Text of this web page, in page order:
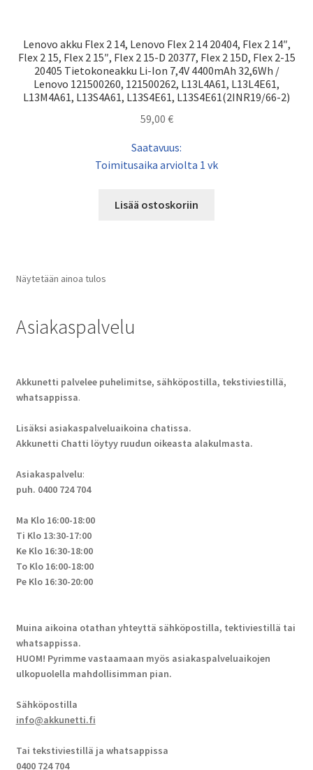
Lenovo akku Flex 2 14, Lenovo Flex 2 14 20404, Flex 2 14″,
Flex 2 15, Flex 2 15″, Flex 2 15-D 20377, Flex 2 15D, Flex 2-15
20405 Tietokoneakku Li-Ion 7,4V 4400mAh 32,6Wh /
Lenovo 121500260, 121500262, L13L4A61, L13L4E61,
L13M4A61, L13S4A61, L13S4E61, L13S4E61(2INR19/66-2)
59,00 €
Saatavuus:
Toimitusaika arviolta 1 vk
Lisää ostoskoriin
Näytetään ainoa tulos
Asiakaspalvelu
Akkunetti palvelee puhelimitse, sähköpostilla, tekstiviestillä,
whatsappissa.
Lisäksi asiakaspalveluaikoina chatissa.
Akkunetti Chatti löytyy ruudun oikeasta alakulmasta.
Asiakaspalvelu:
puh. 0400 724 704
Ma Klo 16:00-18:00
Ti Klo 13:30-17:00
Ke Klo 16:30-18:00
To Klo 16:00-18:00
Pe Klo 16:30-20:00
Muina aikoina otathan yhteyttä sähköpostilla, tektiviestillä tai
whatsappissa.
HUOM! Pyrimme vastaamaan myös asiakaspalveluaikojen
ulkopuolella mahdollisimman pian.
Sähköpostilla
info@akkunetti.fi
Tai tekstiviestillä ja whatsappissa
0400 724 704